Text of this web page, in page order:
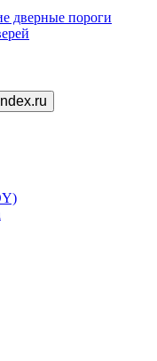
дверные пороги